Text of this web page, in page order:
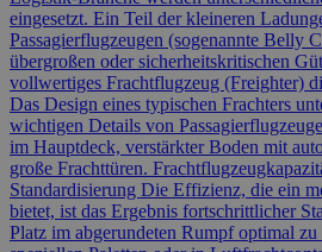
eingesetzt. Ein Teil der kleineren
Passagierflugzeugen (sogenannte Belly
übergroßen oder sicherheitskritischen
vollwertiges Frachtflugzeug (Freighter)
Das Design eines typischen Frachters
wichtigen Details von
im Hauptdeck, verstärkter Boden mit
große Frachttüren.
Standardisierung Die Effizienz, die ein
bietet, ist das Ergebnis fortschrittlicher
Platz im abgerundeten Rumpf optimal